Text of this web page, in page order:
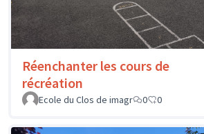
Réenchanter les cours de
récréation
Ecole du Clos de imagr
0 0